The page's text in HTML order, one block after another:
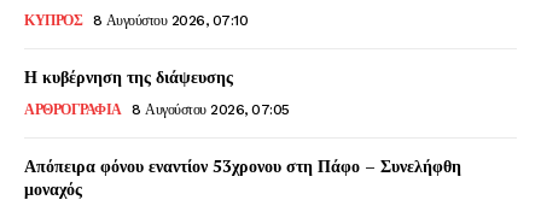
ΚΥΠΡΟΣ 8 Αυγούστου 2026, 07:10
Η κυβέρνηση της διάψευσης
ΑΡΘΡΟΓΡΑΦΙΑ 8 Αυγούστου 2026, 07:05
Απόπειρα φόνου εναντίον 53χρονου στη Πάφο – Συνελήφθη
μοναχός